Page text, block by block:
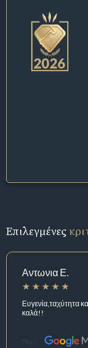
Επιλεγμένες
Αντωνια Ε.
Ευγενία,ταχύτητα
καλά!!
Πηγή: